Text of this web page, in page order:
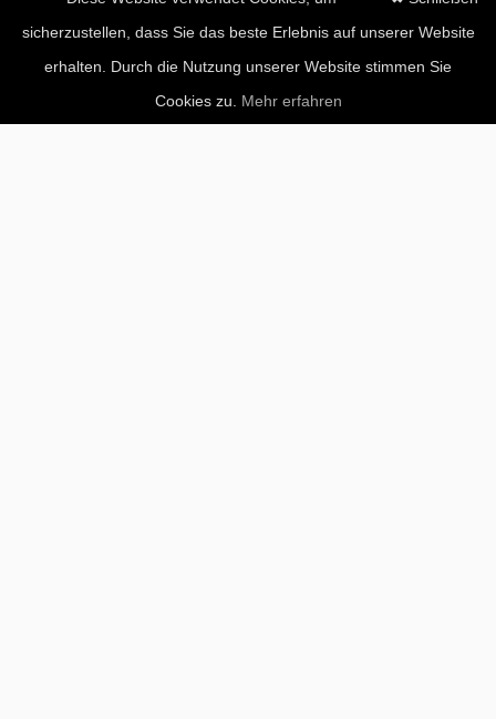
sicherzustellen, dass Sie das beste Erlebnis auf unserer Website
erhalten. Durch die Nutzung unserer Website stimmen Sie
Cookies zu. Mehr erfahren